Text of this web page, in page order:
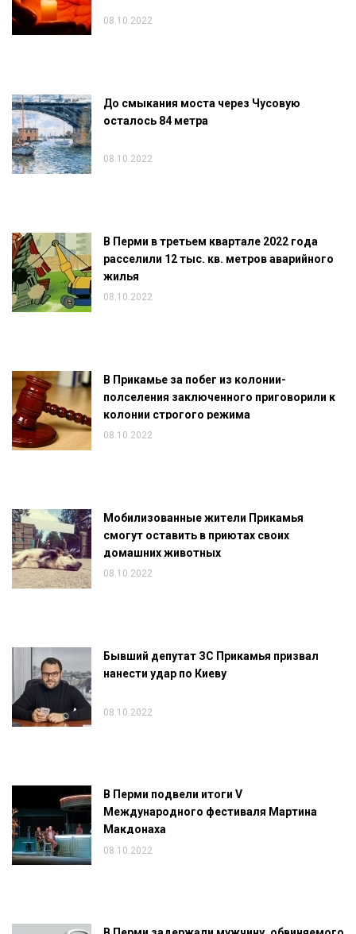
08.10.2022
До смыкания моста через Чусовую
осталось 84 метра
08.10.2022
В Перми в третьем квартале 2022 года
расселили 12 тыс. кв. метров аварийного
жилья
08.10.2022
В Прикамье за побег из колонии-
полселения заключенного приговорили к
колонии строгого режима
08.10.2022
Мобилизованные жители Прикамья
смогут оставить в приютах своих
домашних животных
08.10.2022
Бывший депутат ЗС Прикамья призвал
нанести удар по Киеву
08.10.2022
В Перми подвели итоги V
Международного фестиваля Мартина
Макдонаха
08.10.2022